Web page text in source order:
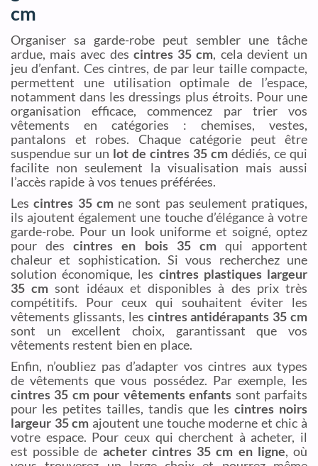
cm
Organiser sa garde-robe peut sembler une tâche
ardue, mais avec des cintres 35 cm, cela devient un
jeu d’enfant. Ces cintres, de par leur taille compacte,
permettent une utilisation optimale de l’espace,
notamment dans les dressings plus étroits. Pour une
organisation efficace, commencez par trier vos
vêtements en catégories : chemises, vestes,
pantalons et robes. Chaque catégorie peut être
suspendue sur un lot de cintres 35 cm dédiés, ce qui
facilite non seulement la visualisation mais aussi
l’accès rapide à vos tenues préférées.
Lescintres 35 cmne sont pas seulement pratiques,
ils ajoutent également une touche d’élégance à votre
garde-robe. Pour un look uniforme et soigné, optez
pour descintres en bois 35 cmqui apportent
chaleur et sophistication. Si vous recherchez une
solution économique, les cintres plastiques largeur
35 cm sont idéaux et disponibles à des prix très
compétitifs. Pour ceux qui souhaitent éviter les
vêtements glissants, les cintres antidérapants 35 cm
sont un excellent choix, garantissant que vos
vêtements restent bien en place.
Enfin, n’oubliez pas d’adapter vos cintres aux types
de vêtements que vous possédez. Par exemple, les
cintres 35 cm pour vêtements enfants sont parfaits
pour les petites tailles, tandis que les cintres noirs
largeur 35 cm ajoutent une touche moderne et chic à
votre espace. Pour ceux qui cherchent à acheter, il
est possible de acheter cintres 35 cm en ligne, où